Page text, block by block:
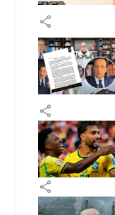
share
share
share